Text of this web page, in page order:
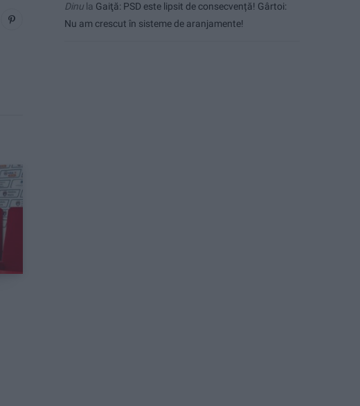
Dinu la Gaiţă: PSD este lipsit de consecvență! Gârtoi:
Nu am crescut în sisteme de aranjamente!